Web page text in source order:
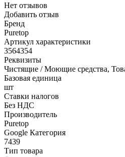
Нет отзывов
Добавить отзыв
Бренд
Puretop
Артикул характеристики
3564354
Реквизиты
Чистящие / Моющие средства,
Базовая единица
шт
Ставки налогов
Без НДС
Производитель
Puretop
Google Категория
7439
Тип товара